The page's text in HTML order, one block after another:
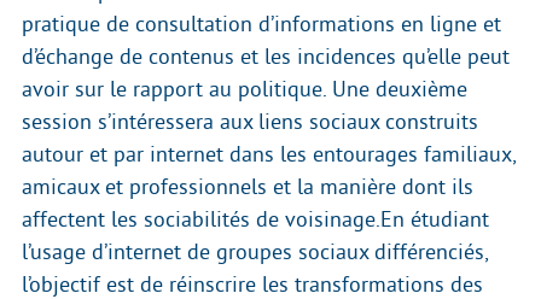
pratique de consultation d’informations en ligne et
d’échange de contenus et les incidences qu’elle peut
avoir sur le rapport au politique. Une deuxième
session s’intéressera aux liens sociaux construits
autour et par internet dans les entourages familiaux,
amicaux et professionnels et la manière dont ils
affectent les sociabilités de voisinage.En étudiant
l’usage d’internet de groupes sociaux différenciés,
l’objectif est de réinscrire les transformations des